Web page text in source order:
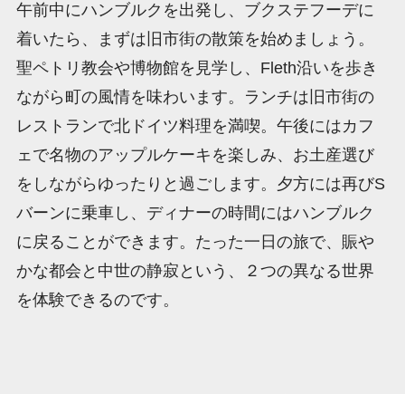
午前中にハンブルクを出発し、ブクステフーデに
着いたら、まずは旧市街の散策を始めましょう。
聖ペトリ教会や博物館を見学し、Fleth沿いを歩き
ながら町の風情を味わいます。ランチは旧市街の
レストランで北ドイツ料理を満喫。午後にはカフ
ェで名物のアップルケーキを楽しみ、お土産選び
をしながらゆったりと過ごします。夕方には再びS
バーンに乗車し、ディナーの時間にはハンブルク
に戻ることができます。たった一日の旅で、賑や
かな都会と中世の静寂という、２つの異なる世界
を体験できるのです。